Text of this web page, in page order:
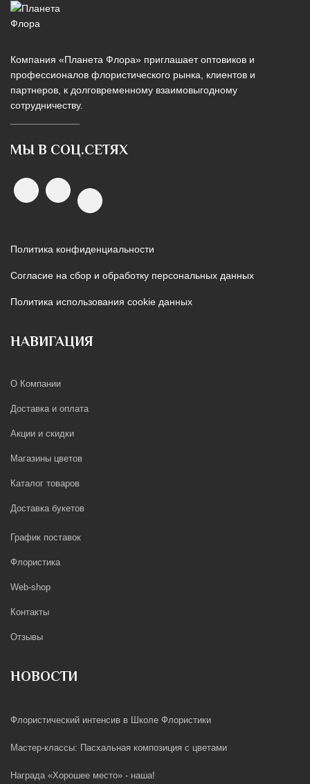
Компания «Планета Флора» приглашает оптовиков и
профессионалов флористического рынка, клиентов и
партнеров, к долговременному взаимовыгодному
сотрудничеству.
МЫ В СОЦ.СЕТЯХ
Политика конфиденциальности
Согласие на сбор и обработку персональных данных
Политика использования cookie данных
НАВИГАЦИЯ
О Компании
Доставка и оплата
Акции и скидки
Магазины цветов
Каталог товаров
Доставка букетов
График поставок
Флористика
Web-shop
Контакты
Отзывы
НОВОСТИ
Флористический интенсив в Школе Флористики
Мастер-классы: Пасхальная композиция с цветами
Награда «Хорошее место» - наша!